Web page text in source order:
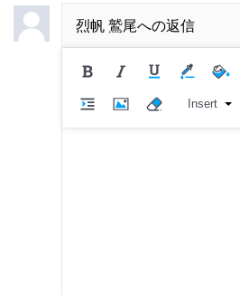
烈帆 鷲尾への返信
Insert